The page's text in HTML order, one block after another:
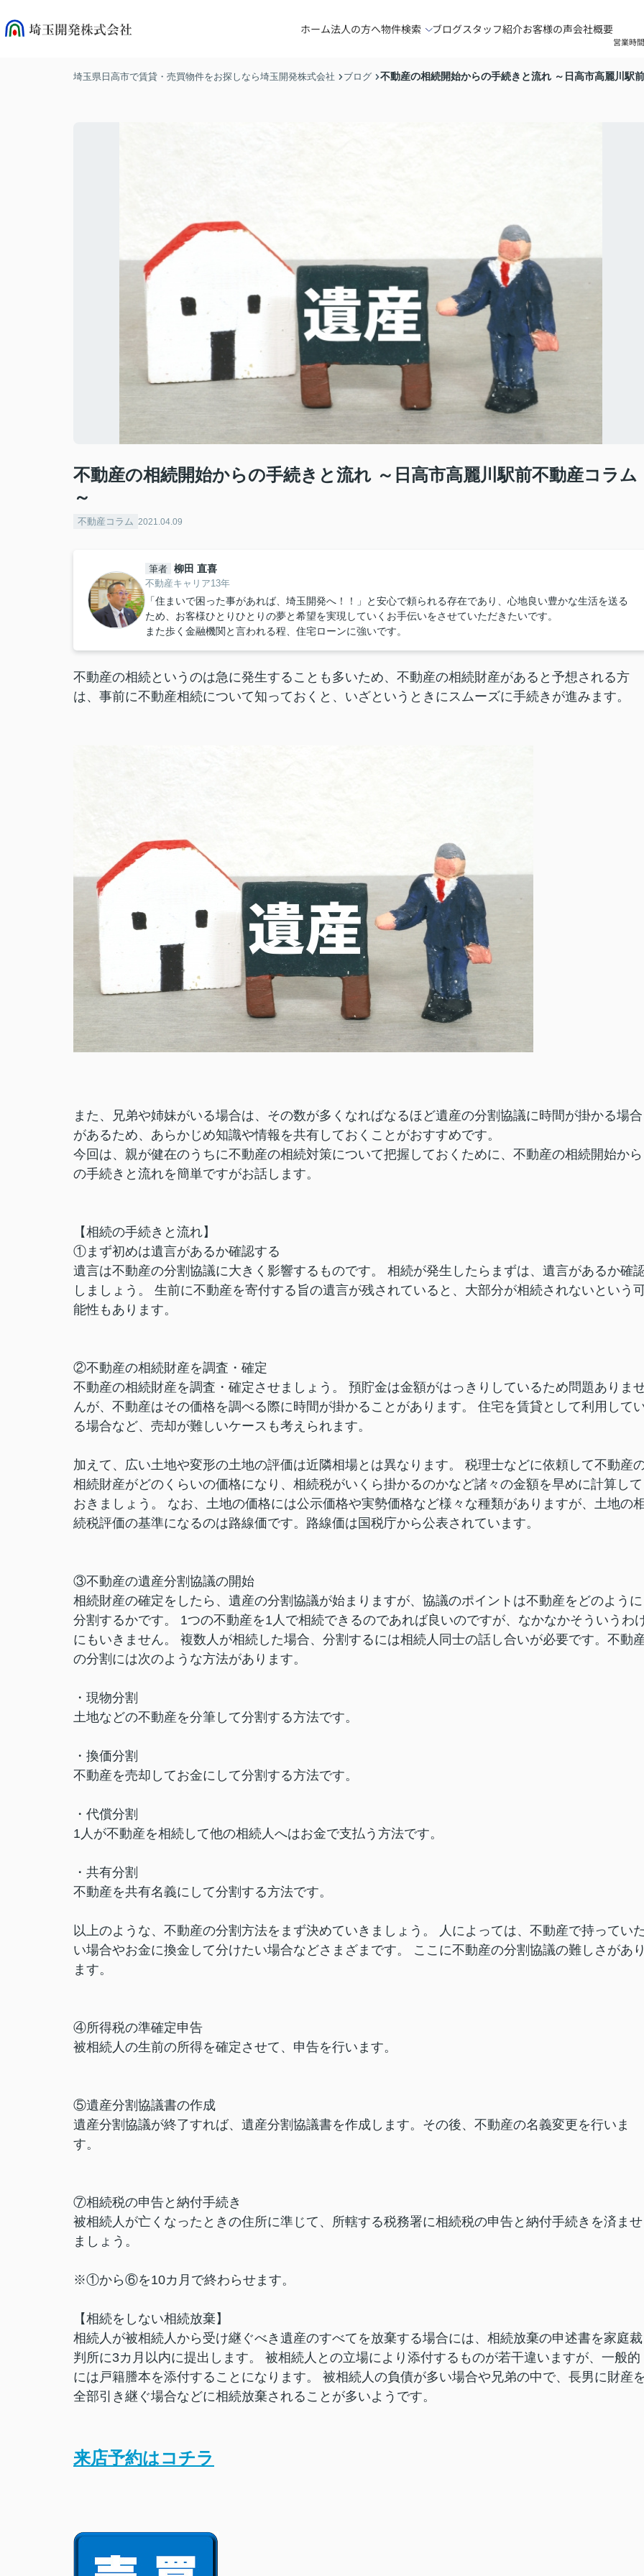
ホーム法人の方へ物件検索 ブログスタッフ紹介お客様の声会社概要
営業時
埼玉県日高市で賃貸・売買物件をお探しなら埼玉開発株式会社 ブログ 不動産の相続開始からの手続きと流れ ～日高市高麗川駅
不動産の相続開始からの手続きと流れ ～日高市高麗川駅前不動産コラム
～
不動産コラム 2021.04.09
筆者 柳田 直喜
不動産キャリア13年
「住まいで困った事があれば、埼玉開発へ！！」と安心で頼られる存在であり、心地良い豊かな生活を送る
ため、お客様ひとりひとりの夢と希望を実現していくお手伝いをさせていただきたいです。
また歩く金融機関と言われる程、住宅ローンに強いです。
不動産の相続というのは急に発生することも多いため、不動産の相続財産があると予想される方
は、事前に不動産相続について知っておくと、いざというときにスムーズに手続きが進みます。
また、兄弟や姉妹がいる場合は、その数が多くなればなるほど遺産の分割協議に時間が掛かる場合
があるため、あらかじめ知識や情報を共有しておくことがおすすめです。
今回は、親が健在のうちに不動産の相続対策について把握しておくために、不動産の相続開始から
の手続きと流れを簡単ですがお話します。
【相続の手続きと流れ】
①まず初めは遺言があるか確認する
遺言は不動産の分割協議に大きく影響するものです。 相続が発生したらまずは、遺言があるか確
しましょう。 生前に不動産を寄付する旨の遺言が残されていると、大部分が相続されないという
能性もあります。
②不動産の相続財産を調査・確定
不動産の相続財産を調査・確定させましょう。 預貯金は金額がはっきりしているため問題ありま
んが、不動産はその価格を調べる際に時間が掛かることがあります。 住宅を賃貸として利用して
る場合など、売却が難しいケースも考えられます。
加えて、広い土地や変形の土地の評価は近隣相場とは異なります。 税理士などに依頼して不動産
相続財産がどのくらいの価格になり、相続税がいくら掛かるのかなど諸々の金額を早めに計算して
おきましょう。 なお、土地の価格には公示価格や実勢価格など様々な種類がありますが、土地の
続税評価の基準になるのは路線価です。路線価は国税庁から公表されています。
③不動産の遺産分割協議の開始
相続財産の確定をしたら、遺産の分割協議が始まりますが、協議のポイントは不動産をどのように
分割するかです。 1つの不動産を1人で相続できるのであれば良いのですが、なかなかそういうわ
にもいきません。 複数人が相続した場合、分割するには相続人同士の話し合いが必要です。不動
の分割には次のような方法があります。
・現物分割
土地などの不動産を分筆して分割する方法です。
・換価分割
不動産を売却してお金にして分割する方法です。
・代償分割
1人が不動産を相続して他の相続人へはお金で支払う方法です。
・共有分割
不動産を共有名義にして分割する方法です。
以上のような、不動産の分割方法をまず決めていきましょう。 人によっては、不動産で持ってい
い場合やお金に換金して分けたい場合などさまざまです。 ここに不動産の分割協議の難しさがあ
ます。
④所得税の準確定申告
被相続人の生前の所得を確定させて、申告を行います。
⑤遺産分割協議書の作成
遺産分割協議が終了すれば、遺産分割協議書を作成します。その後、不動産の名義変更を行いま
す。
⑦相続税の申告と納付手続き
被相続人が亡くなったときの住所に準じて、所轄する税務署に相続税の申告と納付手続きを済ませ
ましょう。
※①から⑥を10カ月で終わらせます。
【相続をしない相続放棄】
相続人が被相続人から受け継ぐべき遺産のすべてを放棄する場合には、相続放棄の申述書を家庭裁
判所に3カ月以内に提出します。 被相続人との立場により添付するものが若干違いますが、一般的
には戸籍謄本を添付することになります。 被相続人の負債が多い場合や兄弟の中で、長男に財産
全部引き継ぐ場合などに相続放棄されることが多いようです。
来店予約はコチラ